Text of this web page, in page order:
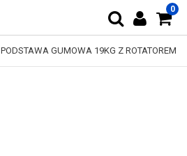
0
PODSTAWA GUMOWA 19KG Z ROTATOREM